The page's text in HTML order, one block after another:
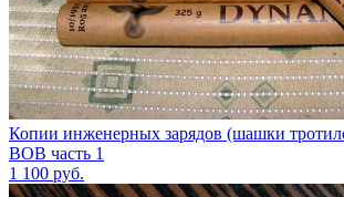
Копии инженерных зарядов (шашки
ВОВ часть 1
1 100 руб.